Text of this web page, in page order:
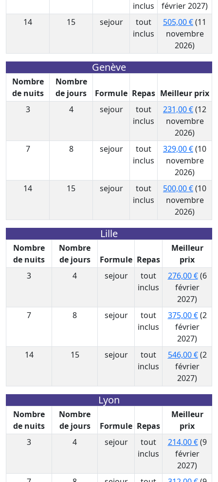
inclus
février 2027)
14
15 sejour
tout
inclus
505,00 €(11
novembre
2026)
Genève
Nombre
de nuits
Nombre
de jours
Formule Repas Meilleur prix
3
4 sejour
tout
inclus
231,00 €(12
novembre
2026)
7
8 sejour
tout
inclus
329,00 €(10
novembre
2026)
14
15 sejour
tout
inclus
500,00 €(10
novembre
2026)
Lille
Nombre
de nuits
Nombre
de jours
Formule Repas
Meilleur
prix
3
4 sejour
tout
inclus
276,00 €(6
février
2027)
7
8 sejour
tout
inclus
375,00 €(2
février
2027)
14
15 sejour
tout
inclus
546,00 €(2
février
2027)
Lyon
Nombre
de nuits
Nombre
de jours
Formule Repas
Meilleur
prix
3
4 sejour
tout
inclus
214,00 €(9
février
2027)